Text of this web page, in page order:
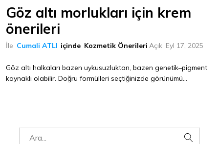
Göz altı morlukları için krem
önerileri
İle Cumali ATLI içinde Kozmetik Önerileri Açık Eyl 17, 2025
Göz altı halkaları bazen uykusuzluktan, bazen genetik–pigment
kaynaklı olabilir. Doğru formülleri seçtiğinizde görünümü...